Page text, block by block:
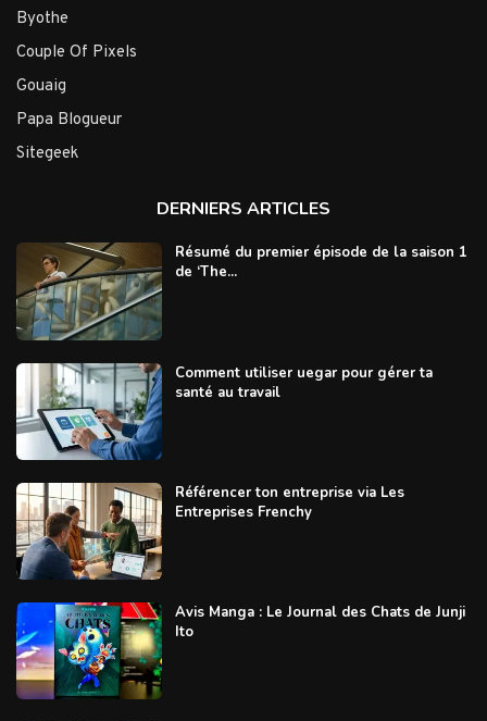
Byothe
Couple Of Pixels
Gouaig
Papa Blogueur
Sitegeek
DERNIERS ARTICLES
Résumé du premier épisode de la saison 1
de ‘The...
Comment utiliser uegar pour gérer ta
santé au travail
Référencer ton entreprise via Les
Entreprises Frenchy
Avis Manga : Le Journal des Chats de Junji
Ito